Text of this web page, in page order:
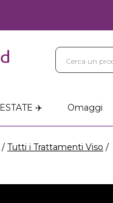
✈️ Omaggi
Tutti i Trattamenti Viso